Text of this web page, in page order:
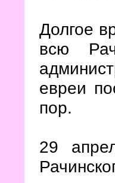
Долгое
всю
евреи
пор.
29